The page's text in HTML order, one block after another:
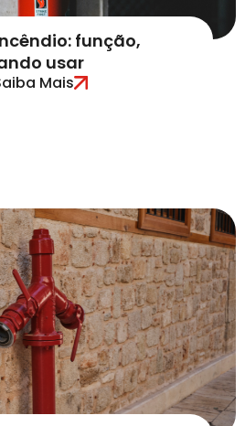
função,
usar
Mais